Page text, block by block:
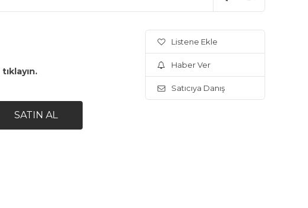
tıklayın.
Listene Ekle
Haber Ver
Satıcıya Danış